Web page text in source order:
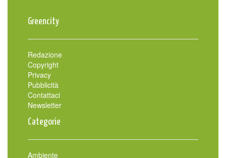
Greencity
Redazione
Copyright
Privacy
Pubblicità
Contattaci
Newsletter
Categorie
Ambiente